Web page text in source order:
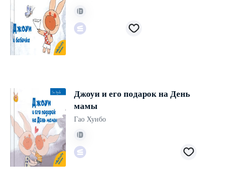
Джоуи и его подарок на День
мамы
Гао Хунбо